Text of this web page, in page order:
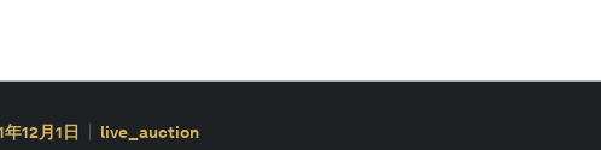
12月1日 live_auction